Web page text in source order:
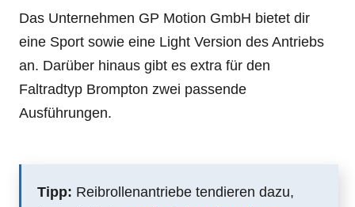
Das Unternehmen GP Motion GmbH bietet dir
eine Sport sowie eine Light Version des Antriebs
an. Darüber hinaus gibt es extra für den
Faltradtyp Brompton zwei passende
Ausführungen.
Tipp: Reibrollenantriebe tendieren dazu,